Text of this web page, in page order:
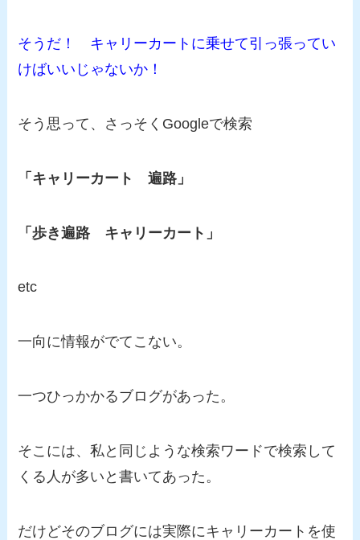
そうだ！ キャリーカートに乗せて引っ張ってい
けばいいじゃないか！
そう思って、さっそくGoogleで検索
「キャリーカート 遍路」
「歩き遍路 キャリーカート」
etc
一向に情報がでてこない。
一つひっかかるブログがあった。
そこには、私と同じような検索ワードで検索して
くる人が多いと書いてあった。
だけどそのブログには実際にキャリーカートを使